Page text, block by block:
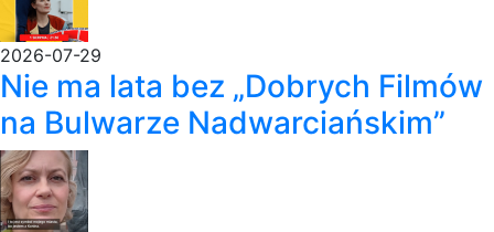
2026-07-29
Nie ma lata bez „Dobrych Filmów
na Bulwarze Nadwarciańskim”